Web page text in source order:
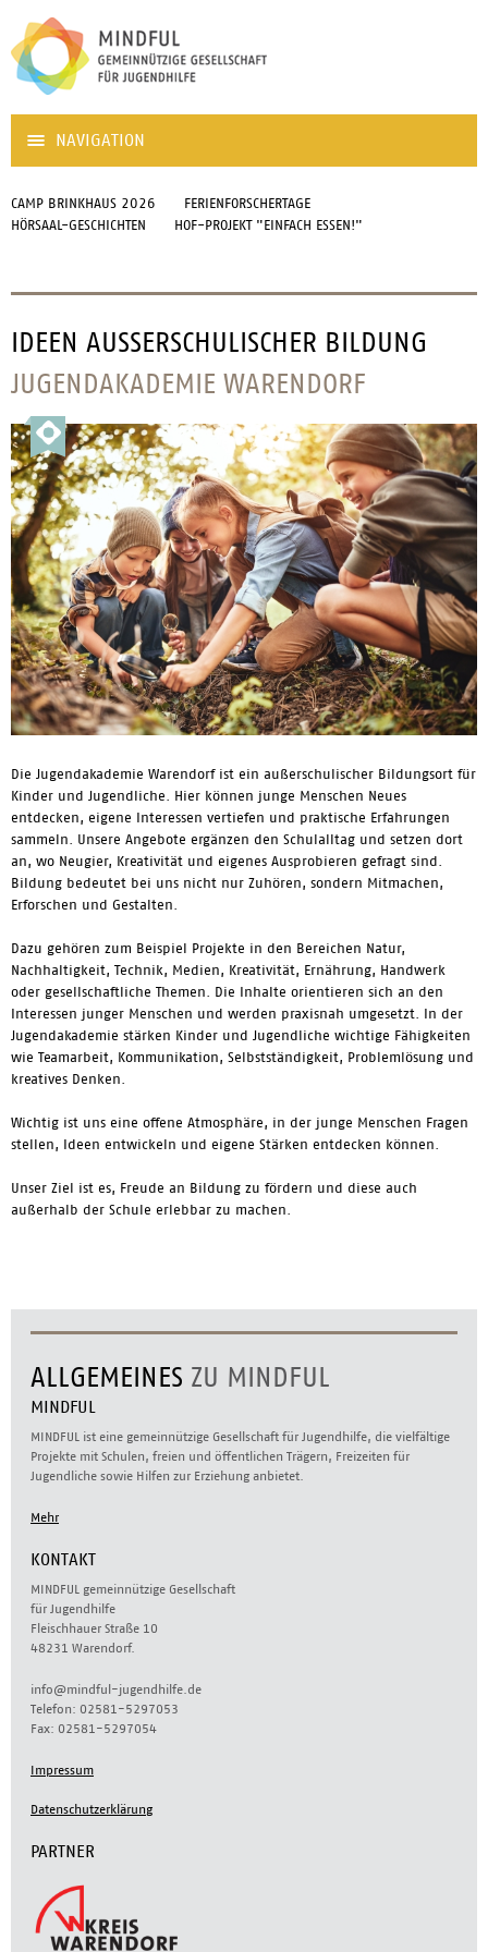
NAVIGATION
CAMP BRINKHAUS 2026
FERIENFORSCHERTAGE
HÖRSAAL-GESCHICHTEN
HOF-PROJEKT "EINFACH ESSEN!"
IDEEN AUSSERSCHULISCHER BILDUNG
JUGENDAKADEMIE WARENDORF
Die Jugendakademie Warendorf ist ein außerschulischer Bildungsort für
Kinder und Jugendliche. Hier können junge Menschen Neues
entdecken, eigene Interessen vertiefen und praktische Erfahrungen
sammeln. Unsere Angebote ergänzen den Schulalltag und setzen dort
an, wo Neugier, Kreativität und eigenes Ausprobieren gefragt sind.
Bildung bedeutet bei uns nicht nur Zuhören, sondern Mitmachen,
Erforschen und Gestalten.
Dazu gehören zum Beispiel Projekte in den Bereichen Natur,
Nachhaltigkeit, Technik, Medien, Kreativität, Ernährung, Handwerk
oder gesellschaftliche Themen. Die Inhalte orientieren sich an den
Interessen junger Menschen und werden praxisnah umgesetzt. In der
Jugendakademie stärken Kinder und Jugendliche wichtige Fähigkeiten
wie Teamarbeit, Kommunikation, Selbstständigkeit, Problemlösung und
kreatives Denken.
Wichtig ist uns eine offene Atmosphäre, in der junge Menschen Fragen
stellen, Ideen entwickeln und eigene Stärken entdecken können.
Unser Ziel ist es, Freude an Bildung zu fördern und diese auch
außerhalb der Schule erlebbar zu machen.
ALLGEMEINES ZU MINDFUL
MINDFUL
MINDFUL ist eine gemeinnützige Gesellschaft für Jugendhilfe, die vielfältige
Projekte mit Schulen, freien und öffentlichen Trägern, Freizeiten für
Jugendliche sowie Hilfen zur Erziehung anbietet.
Mehr
KONTAKT
MINDFUL gemeinnützige Gesellschaft
für Jugendhilfe
Fleischhauer Straße 10
48231 Warendorf.
info@mindful-jugendhilfe.de
Telefon: 02581-5297053
Fax: 02581-5297054
Impressum
Datenschutzerklärung
PARTNER